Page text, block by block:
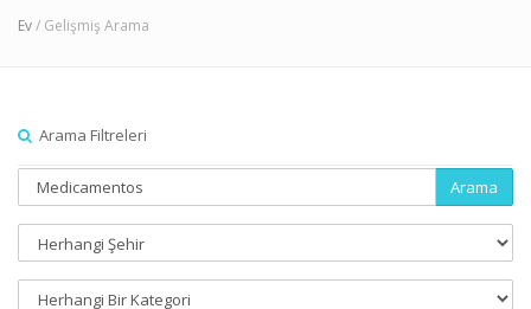
Ev/ Gelişmiş Arama
Arama Filtreleri
Arama